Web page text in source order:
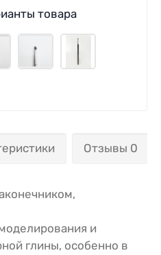
товара
Отзывы 0
и
глины, особенно в